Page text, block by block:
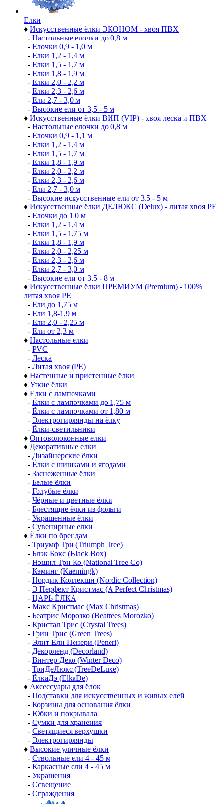
Елки
♦ Искусственные ёлки ЭКОНОМ - хвоя ПВХ
- Настольные елочки до 0,8 м
- Елочки 0,9 - 1,0 м
- Елки 1,2 - 1,4 м
- Елки 1,5 - 1,7 м
- Елки 1,8 - 1,9 м
- Елки 2,0 - 2,2 м
- Елки 2,3 - 2,6 м
- Ели 2,7 - 3,0 м
- Высокие ели от 3,5 - 5 м
♦ Искусственные ёлки ВИП (VIP) - хвоя леска и ПВХ
- Настольные елочки до 0,8 м
- Елочки 0,9 - 1,1 м
- Елки 1,2 - 1,4 м
- Елки 1,5 - 1,7 м
- Елки 1,8 - 1,9 м
- Елки 2,0 - 2,2 м
- Елки 2,3 - 2,6 м
- Ели 2,7 - 3,0 м
- Высокие искусственные ели от 3,5 - 5 м
♦ Искусственные ёлки ДЕЛЮКС (Delux) - литая хвоя РЕ
- Елочки до 1,0 м
- Елки 1,2 - 1,4 м
- Елки 1,5 - 1,75 м
- Елки 1,8 - 1,9 м
- Елки 2,0 - 2,25 м
- Елки 2,3 - 2,6 м
- Елки 2,7 - 3,0 м
- Высокие ели от 3,5 - 8 м
♦ Искусственные ёлки ПРЕМИУМ (Premium) - 100%
литая хвоя РЕ
- Ели до 1,75 м
- Ели 1,8-1,9 м
- Ели 2,0 - 2,25 м
- Ели от 2,3 м
♦ Настольные елки
- PVC
- Леска
- Литая хвоя (РЕ)
♦ Настенные и пристенные ёлки
♦ Узкие ёлки
♦ Елки с лампочками
- Ёлки с лампочками до 1,75 м
- Ёлки с лампочками от 1,80 м
- Электрогирлянды на ёлку
- Ёлки-светильники
♦ Оптоволоконные елки
♦ Декоративные елки
- Дизайнерские ёлки
- Ёлки с шишками и ягодами
- Заснеженные ёлки
- Белые ёлки
- Голубые ёлки
- Чёрные и цветные ёлки
- Блестящие ёлки из фольги
- Украшенные ёлки
- Сувенирные елки
♦ Ёлки по брендам
- Триумф Три (Triumph Tree)
- Блэк Бокс (Black Box)
- Нэшнл Три Ко (National Tree Co)
- Кэминг (Kaemingk)
- Нордик Коллекшн (Nordic Collection)
- Э Перфект Кристмас (A Perfect Christmas)
- ЦАРЬ ЁЛКА
- Макс Кристмас (Max Christmas)
- Беатрис Морозко (Beatrees Morozko)
- Кристал Трис (Crystal Trees)
- Грин Трис (Green Trees)
- Элит Ели Пенери (Peneri)
- Декорленд (Decorland)
- Винтер Деко (Winter Deco)
- ТриДеЛюкс (TreeDeLuxe)
- ЁлкаДэ (ElkaDe)
♦ Аксессуары для ёлок
- Подставки для искусственных и живых елей
- Корзины для основания ёлки
- Юбки и покрывала
- Сумки для хранения
- Светящиеся верхушки
- Электрогирлянды
♦ Высокие уличные ёлки
- Ствольные ели 4 - 45 м
- Каркасные ели 4 - 45 м
- Украшения
- Освещение
- Ограждения